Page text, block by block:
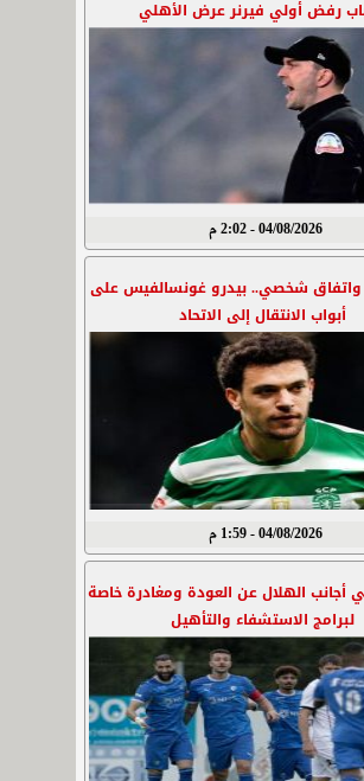
رفض أولي فيرنر عرض الأهلي
04/08/2026 - 2:02 م
شخصي.. بيدرو غونسالفيس على
أبواب الانتقال إلى الاتحاد
04/08/2026 - 1:59 م
أجانب الهلال عن العودة ومغادرة خاصة
لبرامج الاستشفاء والتأهيل